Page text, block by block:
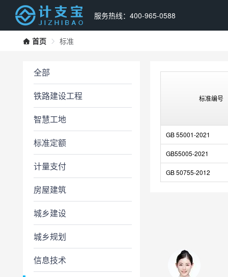
服务热线：400-965-0588
首页 标准
全部
铁路建设工程
智慧工地
标准定额
计量支付
房屋建筑
城乡建设
城乡规划
信息技术
标准编号
GB 55001-2021
GB55005-2021
GB 50755-2012